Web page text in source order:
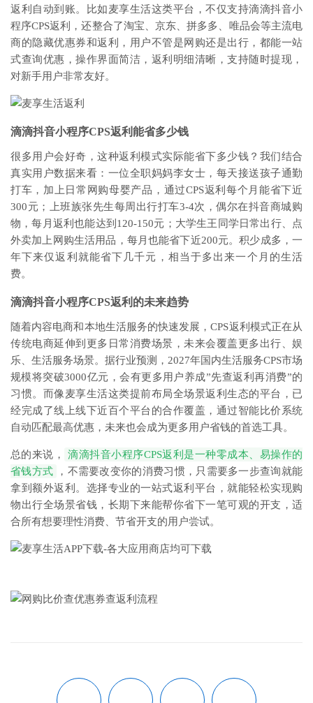
返利自动到账。比如麦享生活这类平台，不仅支持滴滴抖音小
程序CPS返利，还整合了淘宝、京东、拼多多、唯品会等主流电
商的隐藏优惠券和返利，用户不管是网购还是出行，都能一站
式查询优惠，操作界面简洁，返利明细清晰，支持随时提现，
对新手用户非常友好。
滴滴抖音小程序CPS返利能省多少钱
很多用户会好奇，这种返利模式实际能省下多少钱？我们结合
真实用户数据来看：一位全职妈妈李女士，每天接送孩子通勤
打车，加上日常网购母婴产品，通过CPS返利每个月能省下近
300元；上班族张先生每周出行打车3-4次，偶尔在抖音商城购
物，每月返利也能达到120-150元；大学生王同学日常出行、点
外卖加上网购生活用品，每月也能省下近200元。积少成多，一
年下来仅返利就能省下几千元，相当于多出来一个月的生活
费。
滴滴抖音小程序CPS返利的未来趋势
随着内容电商和本地生活服务的快速发展，CPS返利模式正在从
传统电商延伸到更多日常消费场景，未来会覆盖更多出行、娱
乐、生活服务场景。据行业预测，2027年国内生活服务CPS市场
规模将突破3000亿元，会有更多用户养成”先查返利再消费”的
习惯。而像麦享生活这类提前布局全场景返利生态的平台，已
经完成了线上线下近百个平台的合作覆盖，通过智能比价系统
自动匹配最高优惠，未来也会成为更多用户省钱的首选工具。
总的来说，
滴滴抖音小程序CPS返利是一种零成本、易操作的
省钱方式
，不需要改变你的消费习惯，只需要多一步查询就能
拿到额外返利。选择专业的一站式返利平台，就能轻松实现购
物出行全场景省钱，长期下来能帮你省下一笔可观的开支，适
合所有想要理性消费、节省开支的用户尝试。